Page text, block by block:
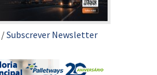
/Subscrever Newsletter